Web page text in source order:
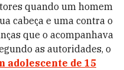
quando um homem
cabeça e uma contra o
que o acompanhava
as autoridades, o
adolescente de 15